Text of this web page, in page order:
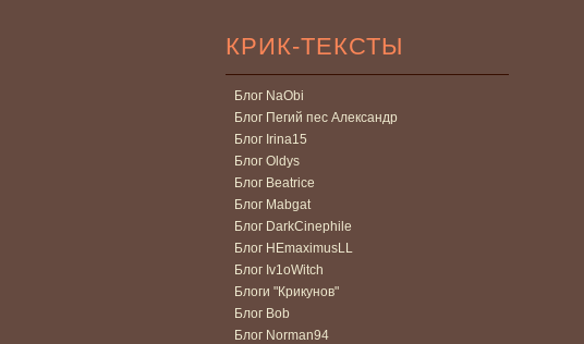
КРИК-ТЕКСТЫ
Блог NaObi
Блог Пегий пес Александр
Блог Irina15
Блог Oldys
Блог Beatrice
Блог Mabgat
Блог DarkCinephile
Блог HEmaximusLL
Блог Iv1oWitch
Блоги "Крикунов"
Блог Bob
Блог Norman94